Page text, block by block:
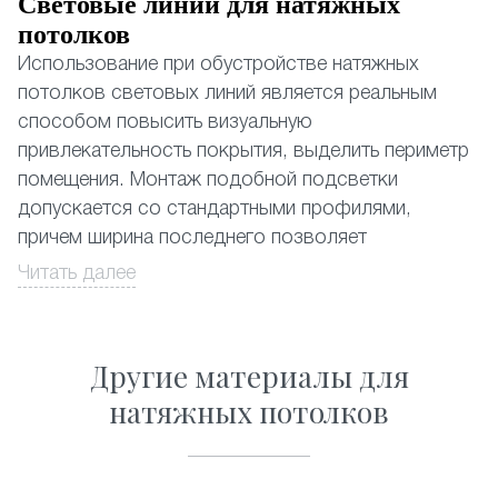
потолков
Использование при обустройстве натяжных
потолков световых линий является реальным
способом повысить визуальную
привлекательность покрытия, выделить периметр
помещения. Монтаж подобной подсветки
допускается со стандартными профилями,
причем ширина последнего позволяет
устанавливать даже наиболее мощные
Натяжные потолки со световыми линиями,
почему да?
Выбор в пользу световых линий обусловлен
Читать далее
Другие материалы для
натяжных потолков